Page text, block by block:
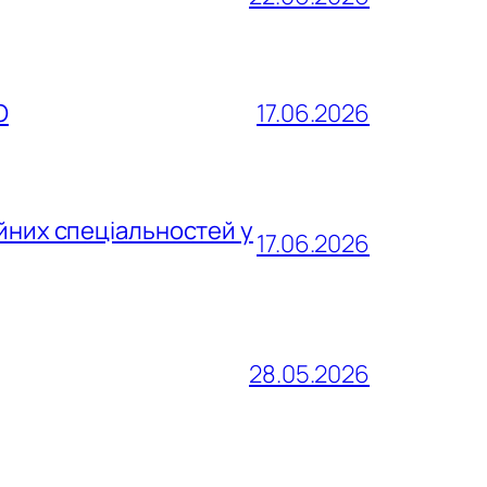
17.06.2026
спеціальностей у17.06.2026
28.05.2026